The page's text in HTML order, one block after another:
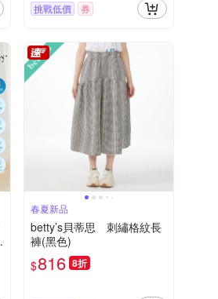
挑戰低價 券
春夏新品
betty’s貝蒂思 刺繡格紋長
褲(黑色)
$816 8折